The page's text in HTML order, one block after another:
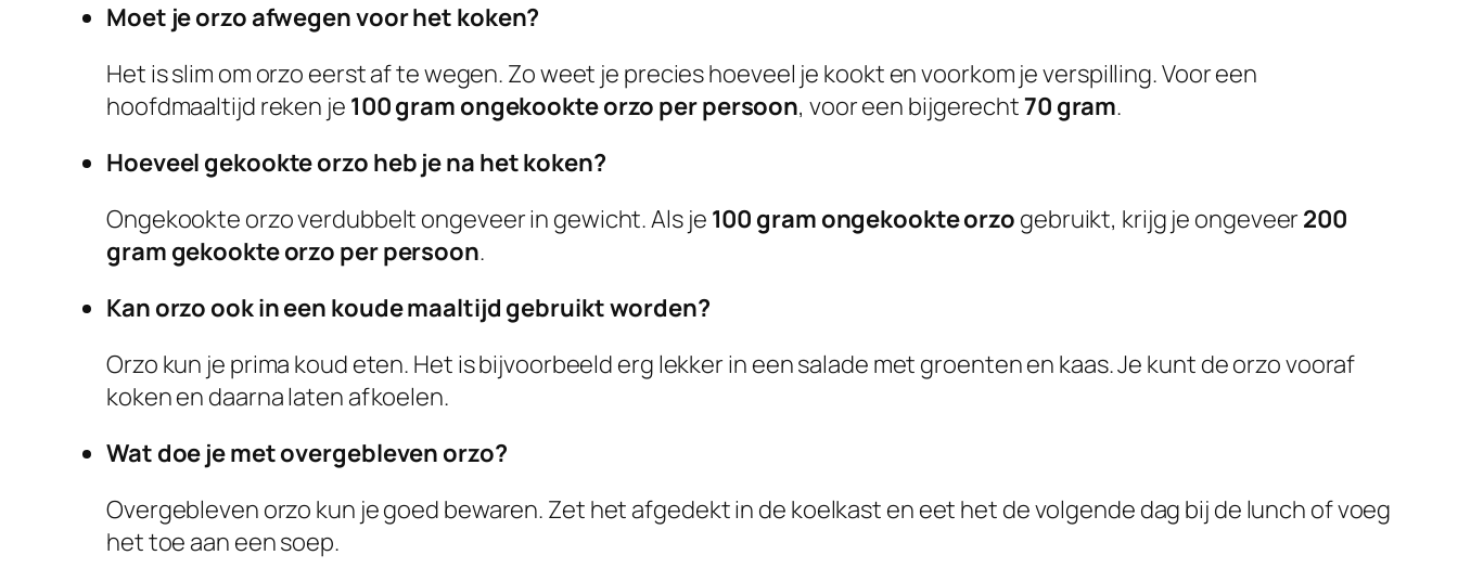
Moet je orzo afwegen voor het koken?
Het is slim om orzo eerst af te wegen. Zo weet je precies hoeveel je kookt en voorkom je verspilling. Voor een
hoofdmaaltijd reken je 100 gram ongekookte orzo per persoon, voor een bijgerecht70 gram.
Hoeveel gekookte orzo heb je na het koken?
Ongekookte orzo verdubbelt ongeveer in gewicht. Als je 100 gram ongekookte orzo gebruikt, krijg je ongeveer 200
gram gekookte orzo per persoon.
Kan orzo ook in een koude maaltijd gebruikt worden?
Orzo kun je prima koud eten. Het is bijvoorbeeld erg lekker in een salade met groenten en kaas. Je kunt de orzo vooraf
koken en daarna laten afkoelen.
Wat doe je met overgebleven orzo?
Overgebleven orzo kun je goed bewaren. Zet het afgedekt in de koelkast en eet het de volgende dag bij de lunch of voeg
het toe aan een soep.